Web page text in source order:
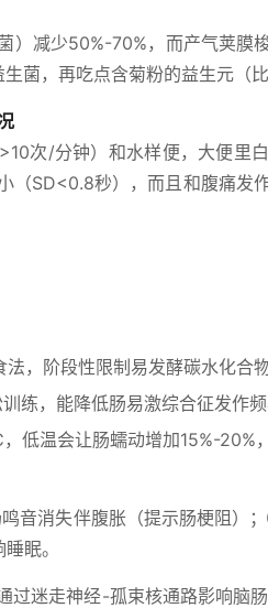
）减少50%-70%，而产气荚膜
菌，再吃点含菊粉的益生元（
次/分钟）和水样便，大便里
（SD<0.8秒），而且和腹痛
，阶段性限制易发酵碳水化合
练，能降低肠易激综合征发作频
温会让肠蠕动增加15%-20%，
音消失伴腹胀（提示肠梗阻
眠。
过迷走神经-孤束核通路影响脑